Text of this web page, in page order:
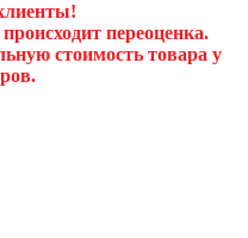
переоценка.
стоимость товара у